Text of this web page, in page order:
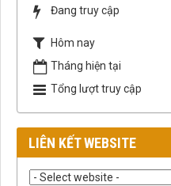
Đang truy cập
Hôm nay
Tháng hiện tại
Tổng lượt truy cập
LIÊN KẾT WEBSITE